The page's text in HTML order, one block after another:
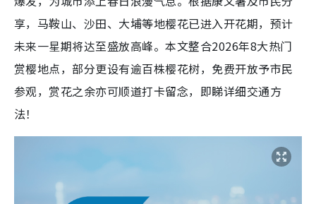
享，马鞍山、沙田、大埔等地樱花已进入开花期，预计
未来一星期将达至盛放高峰。本文整合2026年8大热门
赏樱地点，部分更设有逾百株樱花树，免费开放予市民
参观，赏花之余亦可顺道打卡留念，即睇详细交通方
法！